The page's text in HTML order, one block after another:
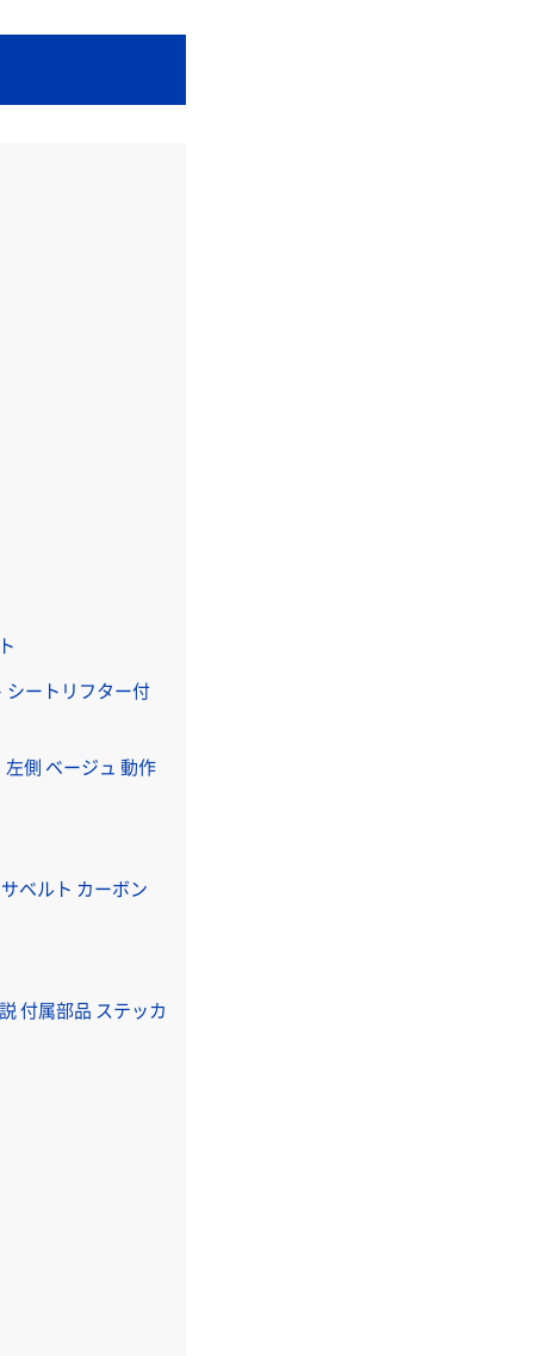
シートリフター付
側 ベージュ 動作
ベルト カーボン
付属部品 ステッカ